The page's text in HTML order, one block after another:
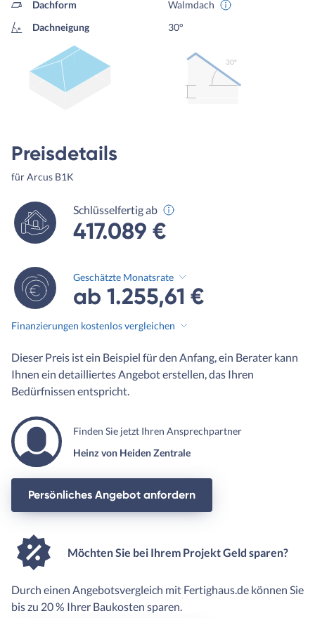
Dachform
Walmdach
Dachneigung
30°
30º
Preisdetails
für Arcus B1K
Schlüsselfertig ab
417.089 €
Geschätzte Monatsrate
ab 1.255,61 €
Finanzierungen kostenlos vergleichen
Dieser Preis ist ein Beispiel für den Anfang, ein Berater kann
Ihnen ein detailliertes Angebot erstellen, das Ihren
Bedürfnissen entspricht.
Finden Sie jetzt Ihren Ansprechpartner
Heinz von Heiden Zentrale
Persönliches Angebot anfordern
Möchten Sie bei Ihrem Projekt Geld sparen?
Durch einen Angebotsvergleich mit Fertighaus.de können Sie
bis zu 20 % Ihrer Baukosten sparen.